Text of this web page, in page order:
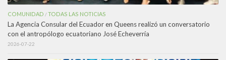
COMUNIDAD /TODAS LAS NOTICIAS
La Agencia Consular del Ecuador en Queens realizó un conversatorio
con el antropólogo ecuatoriano José Echeverría
2026-07-22